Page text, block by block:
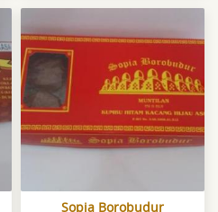
Sopia Borobudur